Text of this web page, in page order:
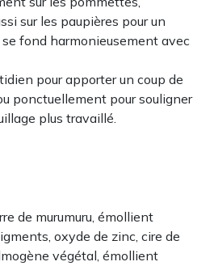
sur les paupières pour un
fond harmonieusement avec
pour apporter un coup de
ponctuellement pour souligner
plus travaillé.
de murumuru, émollient
oxyde de zinc, cire de
végétal, émollient